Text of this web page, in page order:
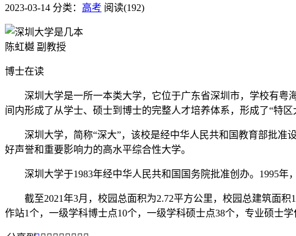
2023-03-14 分类： 高考 阅读(192)
陈虹樾 副教授
博士在读
深圳大学是一所一本类大学，它位于广东省深圳市，学校有粤
间内形成了从学士、硕士到博士的完整人才培养体系，形成了“特区
深圳大学，简称“深大”，该校是经中华人民共和国教育部批准
好声誉和重要影响力的高水平综合性大学。
深圳大学于1983年经中华人民共和国国务院批准创办。1995年
截至2021年3月，校园总面积为2.72平方公里，校园总建筑面积
作站1个，一级学科博士点10个，一级学科硕士点38个，专业硕士学